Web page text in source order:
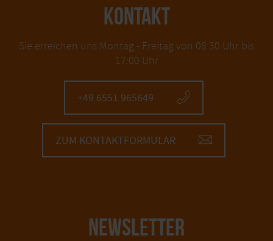
KONTAKT
Sie erreichen uns Montag - Freitag von 08:30 Uhr bis
17:00 Uhr
+49 6551 965649
ZUM KONTAKTFORMULAR
NEWSLETTER